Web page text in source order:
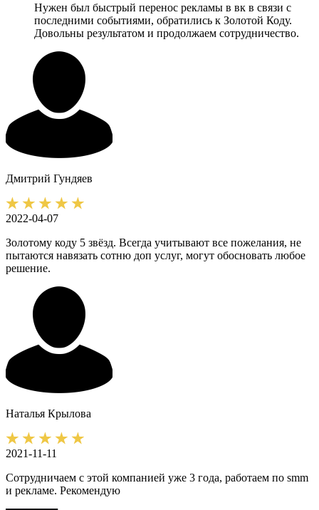
Нужен был быстрый перенос рекламы в вк в связи с
последними событиями, обратились к Золотой Коду.
Довольны результатом и продолжаем сотрудничество.
Дмитрий Гундяев
2022-04-07
Золотому коду 5 звёзд. Всегда учитывают все пожелания, не
пытаются навязать сотню доп услуг, могут обосновать любое
решение.
Наталья Крылова
2021-11-11
Сотрудничаем с этой компанией уже 3 года, работаем по smm
и рекламе. Рекомендую